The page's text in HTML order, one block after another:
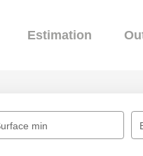
Estimation
min